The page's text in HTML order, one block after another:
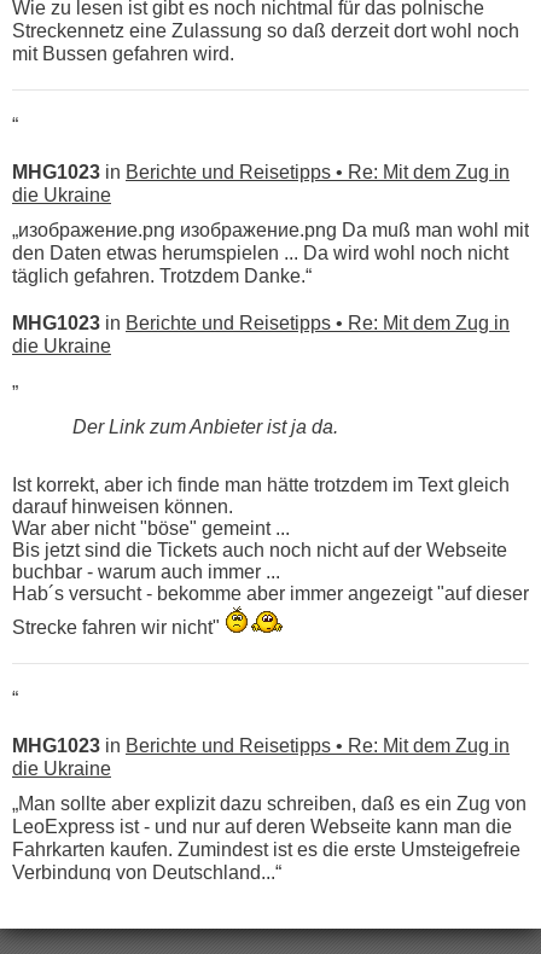
Wie zu lesen ist gibt es noch nichtmal für das polnische
Streckennetz eine Zulassung so daß derzeit dort wohl noch
mit Bussen gefahren wird.
“
MHG1023 in Berichte und Reisetipps • Re: Mit dem Zug in
die Ukraine
„изображение.png изображение.png Da muß man wohl mit
den Daten etwas herumspielen ... Da wird wohl noch nicht
täglich gefahren. Trotzdem Danke.“
MHG1023 in Berichte und Reisetipps • Re: Mit dem Zug in
die Ukraine
„
Der Link zum Anbieter ist ja da.
Ist korrekt, aber ich finde man hätte trotzdem im Text gleich
darauf hinweisen können.
War aber nicht "böse" gemeint ...
Bis jetzt sind die Tickets auch noch nicht auf der Webseite
buchbar - warum auch immer ...
Hab´s versucht - bekomme aber immer angezeigt "auf dieser
Strecke fahren wir nicht"
“
MHG1023 in Berichte und Reisetipps • Re: Mit dem Zug in
die Ukraine
„Man sollte aber explizit dazu schreiben, daß es ein Zug von
LeoExpress ist - und nur auf deren Webseite kann man die
Fahrkarten kaufen. Zumindest ist es die erste Umsteigefreie
Verbindung von Deutschland...“
gebrauchter Kleidung beim Zoll